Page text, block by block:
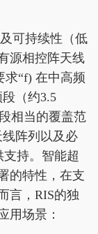
可持续性（低
源相控阵天线
求“f) 在中高频
（约3.5
相当的覆盖范
阵列以及必
持。智能超
的特性，在支
言，RIS的独
用场景：